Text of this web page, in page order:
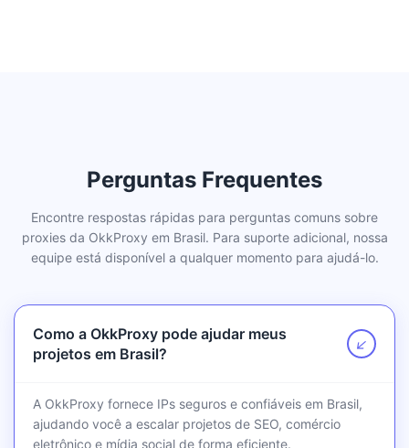
Perguntas Frequentes
Encontre respostas rápidas para perguntas comuns sobre
proxies da OkkProxy em Brasil. Para suporte adicional, nossa
equipe está disponível a qualquer momento para ajudá-lo.
Como a OkkProxy pode ajudar meus
projetos em Brasil?
↗
A OkkProxy fornece IPs seguros e confiáveis em Brasil,
ajudando você a escalar projetos de SEO, comércio
eletrônico e mídia social de forma eficiente.